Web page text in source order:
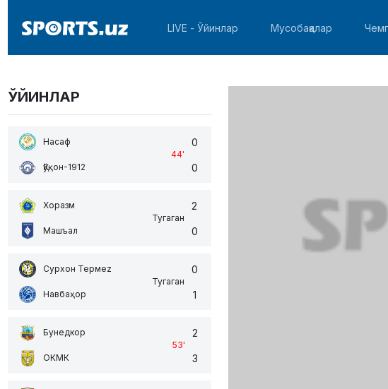
LIVE - Ўйинлар Мусобақалар
ЎЙИНЛАР
Насаф
Қўқон-1912
44'
0
0
Хоразм
Машъал
Тугаган
2
0
Сурхон Термеz
Навбаҳор
Тугаган
0
1
Бунедкор
ОКМК
53'
2
3